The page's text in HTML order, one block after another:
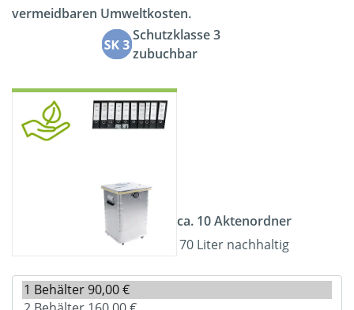
vermeidbaren Umweltkosten.
Schutzklasse 3
zubuchbar
ca. 10 Aktenordner
70 Liter nachhaltig